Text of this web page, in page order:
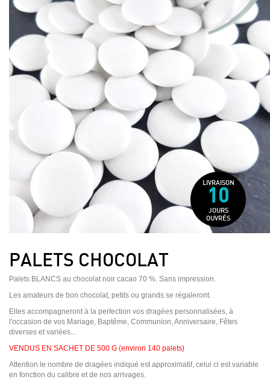
LIVRAISON
10
JOURS
OUVRÉS
PALETS CHOCOLAT
Palets BLANCS au chocolat noir cacao 70 %. Sans impression.
Les amateurs de bon chocolat, petits ou grands se régaleront.
Elles accompagneront à la perfection vos dragées personnalisées, à
l'occasion de vos Mariage, Baptême, Communion, Anniversaire, Fêtes
diverses et variées...
VENDUS EN SACHET DE 500 G (environ 140 palets)
Attention le nombre de dragées indiqué est approximatif, celui ci est variable
en fonction du calibre et de nos arrivages.